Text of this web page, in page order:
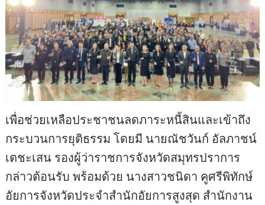
เพื่อช่วยเหลือประชาชนลดภาระหนี้สินและเข้าถึง
กระบวนการยุติธรรม โดยมี นายณัชวันก์ อัลภาชน์
เตชะเสน รองผู้ว่าราชการจังหวัดสมุทรปราการ
กล่าวต้อนรับ พร้อมด้วย นางสาวชนิดา คูศรีพิทักษ์
อัยการจังหวัดประจำสำนักอัยการสูงสุด สำนักงาน